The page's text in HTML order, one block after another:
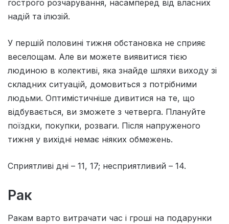
гострого розчарування, насамперед від власних
надій та ілюзій.
У першiй половинi тижня обстановка не сприяє
веселощам. Але ви можете виявитися тiєю
людиною в колективi, яка знайде шляхи виходу зi
складних ситуацiй, домовиться з потрiбними
людьми. Оптимiстичнiше дивитися на те, що
вiдбувається, ви зможете з четверга. Плануйте
поїздки, покупки, розваги. Пiсля напруженого
тижня у вихiднi немає нiяких обмежень.
Сприятливi днi – 11, 17; несприятливий – 14.
Рак
Ракам варто витрачати час і гроші на подарунки